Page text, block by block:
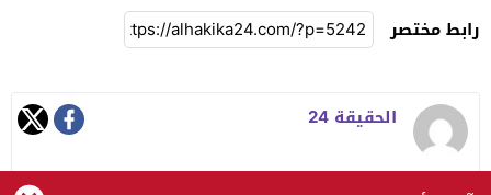
رابط مختصر
الحقيقة 24